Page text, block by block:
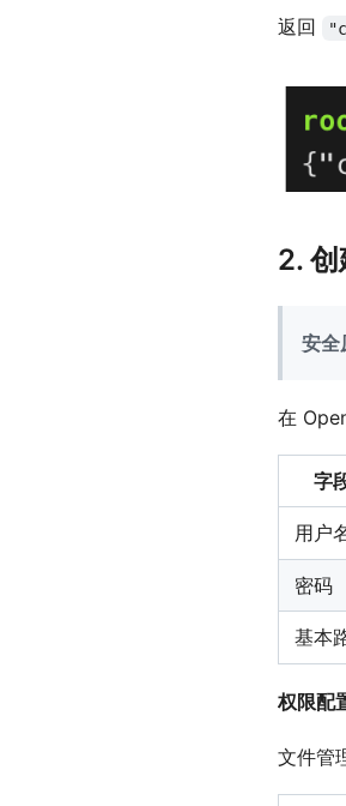
返回
2.
安全
在
字
用户
密码
基本
权限配
文件管